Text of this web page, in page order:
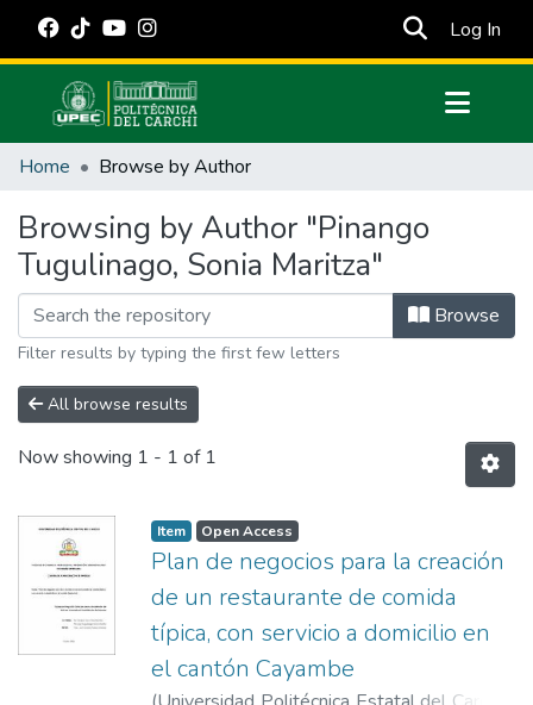
Log In
Communities & Collections
Estadísticas Externas
Manuales
Home Browse by Author
Browsing by Author "Pinango
Tugulinago, Sonia Maritza"
Browse
Filter results by typing the first few letters
All browse results
Now showing 1 - 1 of 1
Item Open Access
Plan de negocios para la creación
de un restaurante de comida
típica, con servicio a domicilio en
el cantón Cayambe